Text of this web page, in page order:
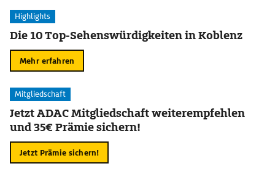
Highlights
Die 10 Top-Sehenswürdigkeiten in Koblenz
Mehr erfahren
Mitgliedschaft
Jetzt ADAC Mitgliedschaft weiterempfehlen
und 35€ Prämie sichern!
Jetzt Prämie sichern!